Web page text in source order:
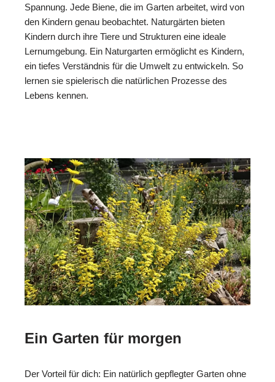
Spannung. Jede Biene, die im Garten arbeitet, wird von
den Kindern genau beobachtet. Naturgärten bieten
Kindern durch ihre Tiere und Strukturen eine ideale
Lernumgebung. Ein Naturgarten ermöglicht es Kindern,
ein tiefes Verständnis für die Umwelt zu entwickeln. So
lernen sie spielerisch die natürlichen Prozesse des
Lebens kennen.
Ein Garten für morgen
Der Vorteil für dich: Ein natürlich gepflegter Garten ohne